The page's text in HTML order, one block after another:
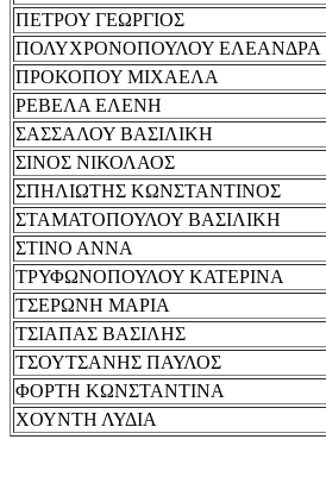
ΠΕΤΡΟΥ ΓΕΩΡΓΙΟΣ
ΠΟΛΥΧΡΟΝΟΠΟΥΛΟΥ ΕΛΕΑΝΔΡΑ
ΠΡΟΚΟΠΟΥ ΜΙΧΑΕΛΑ
ΡΕΒΕΛΑ ΕΛΕΝΗ
ΣΑΣΣΑΛΟΥ ΒΑΣΙΛΙΚΗ
ΣΙΝΟΣ ΝΙΚΟΛΑΟΣ
ΣΠΗΛΙΩΤΗΣ ΚΩΝΣΤΑΝΤΙΝΟΣ
ΣΤΑΜΑΤΟΠΟΥΛΟΥ ΒΑΣΙΛΙΚΗ
ΣΤΙΝΟ ΑΝΝΑ
ΤΡΥΦΩΝΟΠΟΥΛΟΥ ΚΑΤΕΡΙΝΑ
ΤΣΕΡΩΝΗ ΜΑΡΙΑ
ΤΣΙΑΠΑΣ ΒΑΣΙΛΗΣ
ΤΣΟΥΤΣΑΝΗΣ ΠΑΥΛΟΣ
ΦΟΡΤΗ ΚΩΝΣΤΑΝΤΙΝΑ
ΧΟΥΝΤΗ ΛΥΔΙΑ